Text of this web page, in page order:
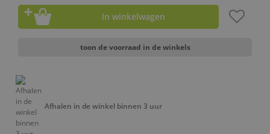
In winkelwagen
toon de voorraad in de winkels
Afhalen in de winkel binnen 3 uur